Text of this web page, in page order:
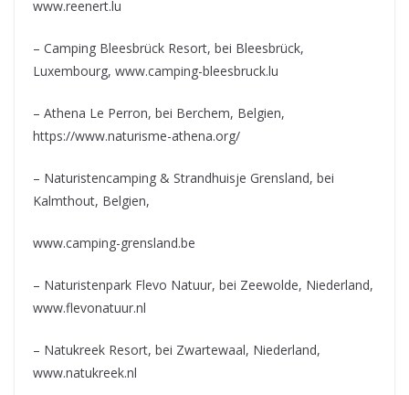
www.reenert.lu
– Camping Bleesbrück Resort, bei Bleesbrück,
Luxembourg, www.camping-bleesbruck.lu
– Athena Le Perron, bei Berchem, Belgien,
https://www.naturisme-athena.org/
– Naturistencamping & Strandhuisje Grensland, bei
Kalmthout, Belgien,
www.camping-grensland.be
– Naturistenpark Flevo Natuur, bei Zeewolde, Niederland,
www.flevonatuur.nl
– Natukreek Resort, bei Zwartewaal, Niederland,
www.natukreek.nl